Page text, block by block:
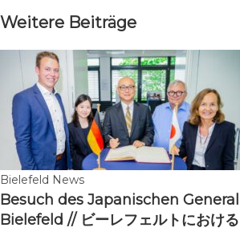
Weitere Beiträge
Bielefeld News
Besuch des Japanischen
Bielefeld // ビーレフェルトにおけ